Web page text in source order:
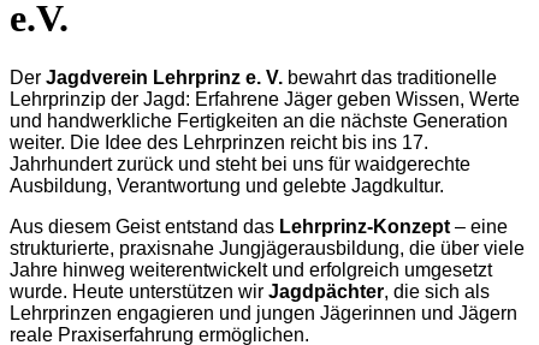
e.V.
Der Jagdverein Lehrprinz e. V. bewahrt das traditionelle
Lehrprinzip der Jagd: Erfahrene Jäger geben Wissen, Werte
und handwerkliche Fertigkeiten an die nächste Generation
weiter. Die Idee des Lehrprinzen reicht bis ins 17.
Jahrhundert zurück und steht bei uns für waidgerechte
Ausbildung, Verantwortung und gelebte Jagdkultur.
Aus diesem Geist entstand das Lehrprinz-Konzept – eine
strukturierte, praxisnahe Jungjägerausbildung, die über viele
Jahre hinweg weiterentwickelt und erfolgreich umgesetzt
wurde. Heute unterstützen wir Jagdpächter, die sich als
Lehrprinzen engagieren und jungen Jägerinnen und Jägern
reale Praxiserfahrung ermöglichen.